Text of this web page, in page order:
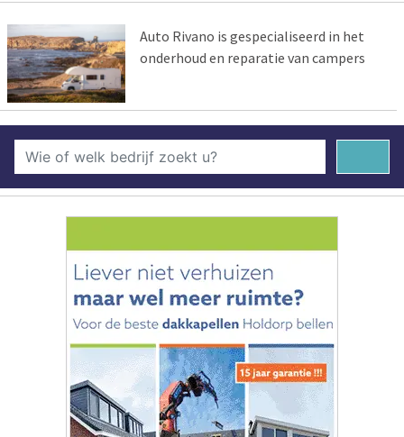
Auto Rivano is gespecialiseerd in het
onderhoud en reparatie van campers